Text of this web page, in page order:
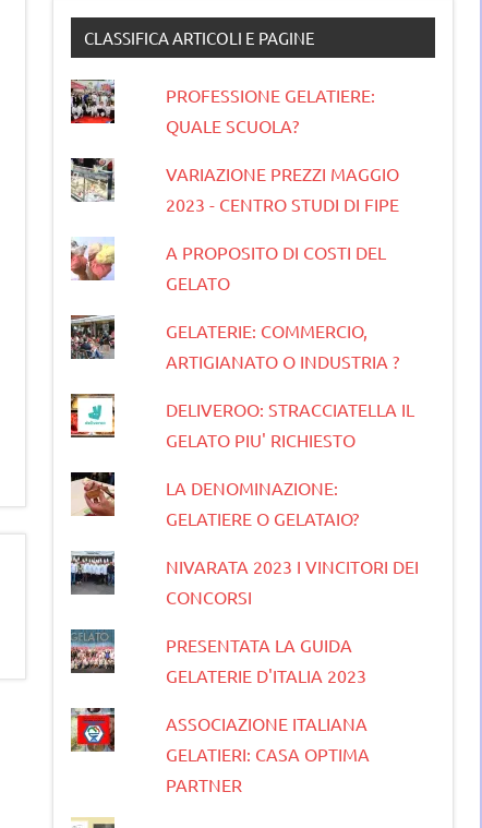
CLASSIFICA ARTICOLI E PAGINE
PROFESSIONE GELATIERE:
QUALE SCUOLA?
VARIAZIONE PREZZI MAGGIO
2023 - CENTRO STUDI DI FIPE
A PROPOSITO DI COSTI DEL
GELATO
GELATERIE: COMMERCIO,
ARTIGIANATO O INDUSTRIA ?
DELIVEROO: STRACCIATELLA IL
GELATO PIU' RICHIESTO
LA DENOMINAZIONE:
GELATIERE O GELATAIO?
NIVARATA 2023 I VINCITORI DEI
CONCORSI
PRESENTATA LA GUIDA
GELATERIE D'ITALIA 2023
ASSOCIAZIONE ITALIANA
GELATIERI: CASA OPTIMA
PARTNER